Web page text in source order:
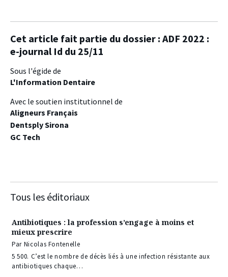
Cet article fait partie du dossier : ADF 2022 :
e-journal Id du 25/11
Sous l'égide de
L'Information Dentaire
Avec le soutien institutionnel de
Aligneurs Français
Dentsply Sirona
GC Tech
Tous les éditoriaux
Antibiotiques : la profession s’engage à moins et
mieux prescrire
Par Nicolas Fontenelle
5 500. C’est le nombre de décès liés à une infection résistante aux
antibiotiques chaque…